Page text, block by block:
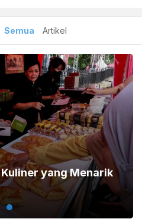
Usaha
Semua Artikel
yang Menarik